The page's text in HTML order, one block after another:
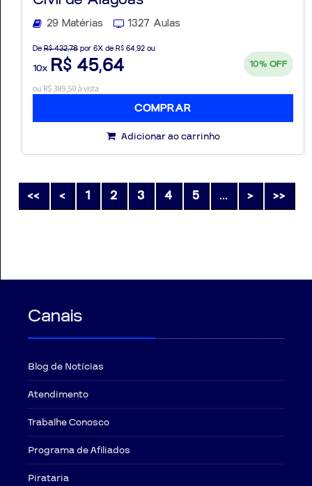
29 Matérias 1327 Aulas
De R$ 432,78 por 6X de R$ 64,92 ou
10x R$ 45,64 10% OFF
ou R$ 389,50 à vista
COMPRAR
Adicionar ao carrinho
<< < 1 2 3 4 5 ... > >>
Canais
Blog de Notícias
Atendimento
Trabalhe Conosco
Programa de Afiliados
Pirataria